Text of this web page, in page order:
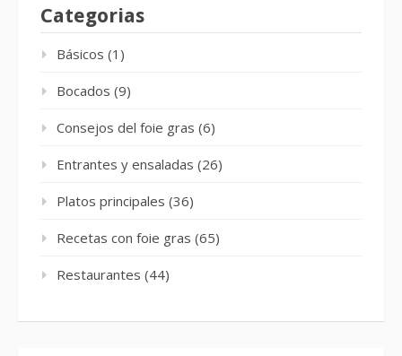
Categorias
Básicos (1)
Bocados (9)
Consejos del foie gras (6)
Entrantes y ensaladas (26)
Platos principales (36)
Recetas con foie gras (65)
Restaurantes (44)